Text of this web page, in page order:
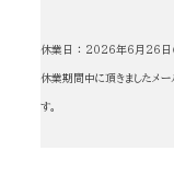
休業日 ： 2026年6月26日（
休業期間中に頂きましたメー
す。